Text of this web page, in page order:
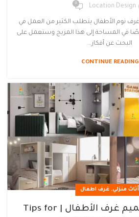
Location Design
0
نوم الأطفال يتطلب الكثير من العمل في
في المساحة إلى هذا المزيج وستعمل على
البحث عن أفكار...
CONTINUE READING
أثاث منزلي, غرف اطفال
5 نصائح لـ تصميم غرف الأطفال | Tips for